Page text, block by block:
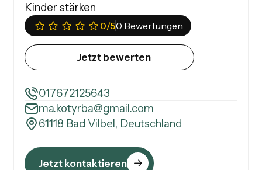
Kinder stärken
0/50 Bewertungen
Jetzt bewerten
017672125643
ma.kotyrba@gmail.com
61118 Bad Vilbel, Deutschland
Jetzt kontaktieren